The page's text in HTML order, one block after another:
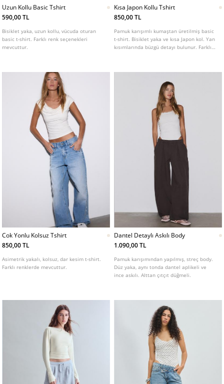
Uzun Kollu Basic Tshirt
590,00 TL
Bisiklet yaka, uzun kollu, vücuda oturan
basic t-shirt. Farklı renk seçenekleri
mevcuttur.
Kısa Japon Kollu Tshirt
850,00 TL
Pamuk karışımlı kumaştan üretilmiş basic
t-shirt. Bisiklet yaka ve kısa Japon kol. Yan
kısımlarında büzgü detayı bulunur. Farklı
Cok Yonlu Kolsuz Tshirt
850,00 TL
Asimetrik yakalı, kolsuz, dar kesim t-shirt.
Farklı renklerde mevcuttur.
Dantel Detaylı Askılı Body
1.090,00 TL
Pamuk karışımından yapılmış, streç body.
Düz yaka, aynı tonda dantel aplikeli ve
ince askılı. Alttan çıtçıt düğmeli.